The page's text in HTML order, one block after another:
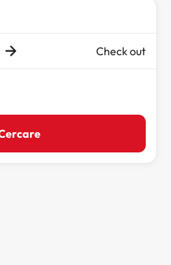
Check out